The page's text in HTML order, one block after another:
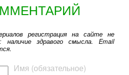
регистрация на сайте не
наличие здравого смысла. Email
Имя (обязательное)